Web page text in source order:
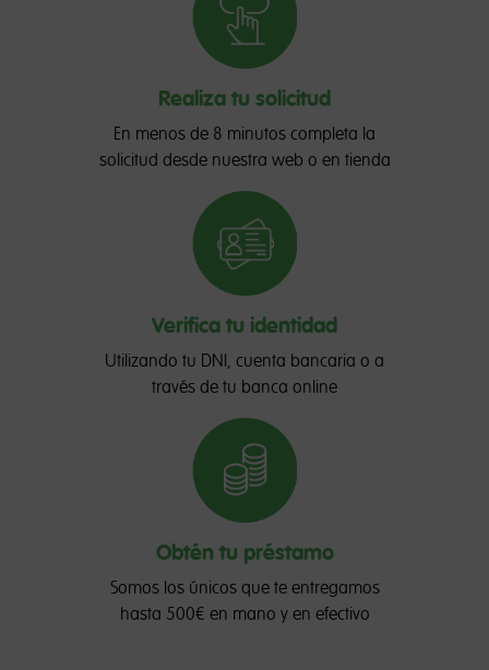
Realiza tu solicitud
En menos de 8 minutos completa la
solicitud desde nuestra web o en tienda
Verifica tu identidad
Utilizando tu DNI, cuenta bancaria o a
través de tu banca online
Obtén tu préstamo
Somos los únicos que te entregamos
hasta 500€ en mano y en efectivo